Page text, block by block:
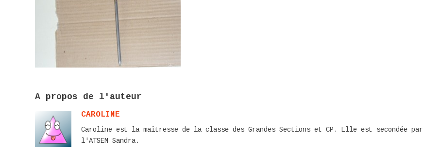
A propos de l'auteur
CAROLINE
Caroline est la maîtresse de la classe des Grandes Sections et CP. Elle est secondée par
l'ATSEM Sandra.